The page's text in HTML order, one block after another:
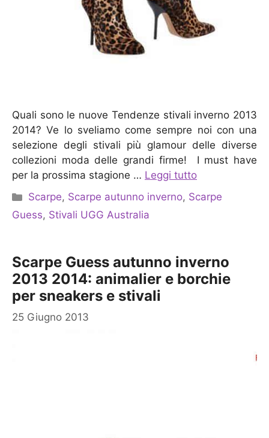
Quali sono le nuove Tendenze stivali inverno 2013
2014? Ve lo sveliamo come sempre noi con una
selezione degli stivali più glamour delle diverse
collezioni moda delle grandi firme! I must have
per la prossima stagione … Leggi tutto
Categorie
Scarpe, Scarpe autunno inverno, Scarpe
Guess, Stivali UGG Australia
Scarpe Guess autunno inverno
2013 2014: animalier e borchie
per sneakers e stivali
25 Giugno 2013